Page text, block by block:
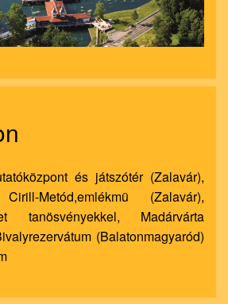
és játszótér (Zalavár),
Metód,emlékmü (Zalavár),
tanösvényekkel, Madárvárta
(Balatonmagyaród)